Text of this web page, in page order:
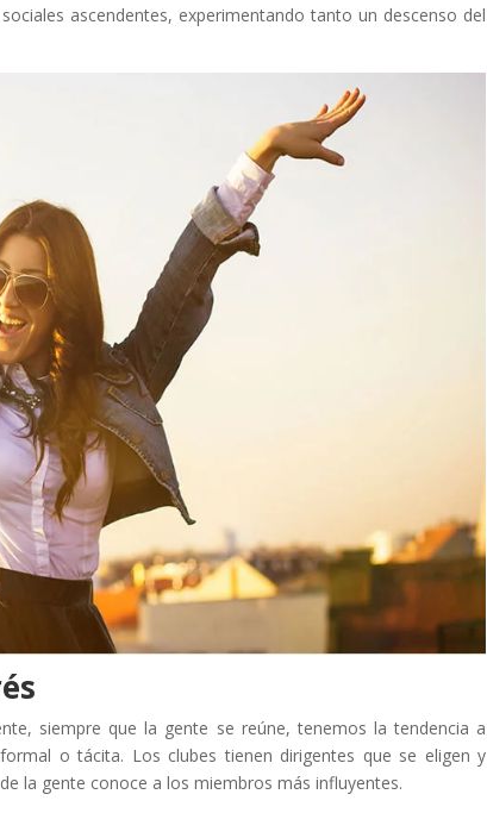
ascendentes, experimentando tanto un descenso del
siempre que la gente se reúne, tenemos la tendencia a
o tácita. Los clubes tienen dirigentes que se eligen y
la gente conoce a los miembros más influyentes.